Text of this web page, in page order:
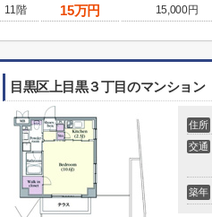
11階
15万円 15,000円
目黒区上目黒３丁目のマンション
住所
交通
築年